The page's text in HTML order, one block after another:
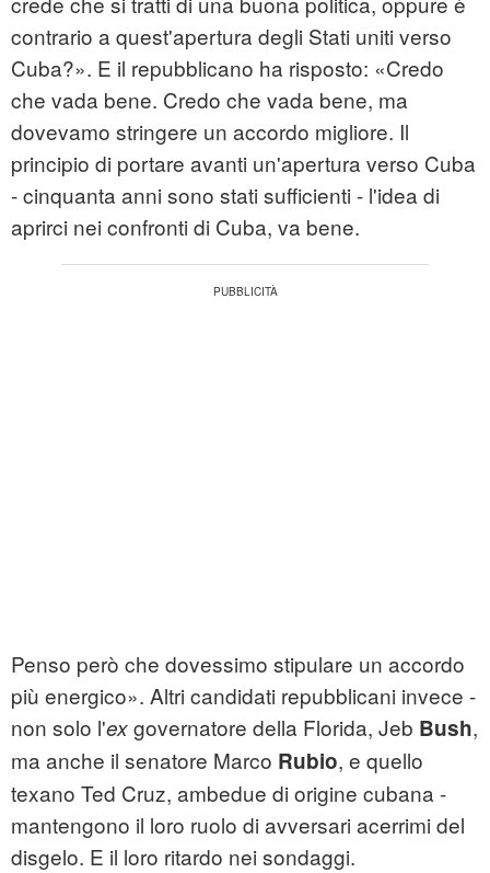
contrario a quest'apertura degli Stati uniti verso
Cuba?». E il repubblicano ha risposto: «Credo
che vada bene. Credo che vada bene, ma
dovevamo stringere un accordo migliore. Il
principio di portare avanti un'apertura verso Cuba
- cinquanta anni sono stati sufficienti - l'idea di
aprirci nei confronti di Cuba, va bene.
Penso però che dovessimo stipulare un accordo
più energico». Altri candidati repubblicani invece -
non solo l'exgovernatore della Florida, Jeb Bush,
ma anche il senatore Marco Rubio, e quello
texano Ted Cruz, ambedue di origine cubana -
mantengono il loro ruolo di avversari acerrimi del
disgelo. E il loro ritardo nei sondaggi.